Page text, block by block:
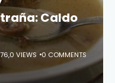
Caldo
VIEWS 0 COMMENTS